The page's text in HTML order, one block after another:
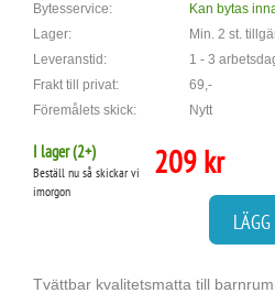
Bytesservice:
Kan bytas
Lager:
Min. 2 st.
Leveranstid:
1 - 3
Frakt till privat:
69,-
Föremålets skick:
Nytt
I lager (2+)
Beställ nu så skickar vi
imorgon
209 kr
Tvättbar kvalitetsmatta till